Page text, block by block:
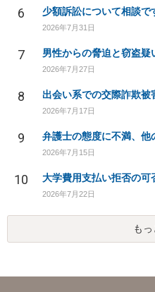
6 少額訴訟について相談で
2026年7月31日
7 男性からの脅迫と窃盗
2026年7月27日
8 出会い系での交際詐欺被
2026年7月17日
9 弁護士の態度に不満、他
2026年7月15日
10 大学費用支払い拒否の
2026年7月22日
も